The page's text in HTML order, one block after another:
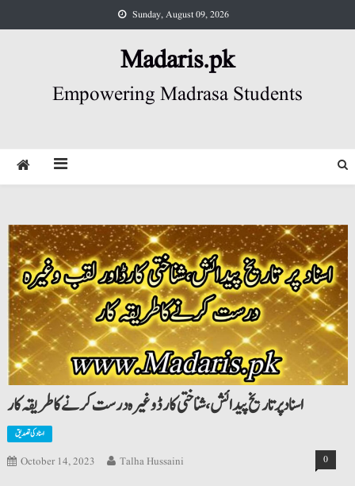
to
Sunday, August 09, 2026
Madaris.pk
Empowering Madrasa Students
اسناد پر تاریخ پیدائش،شناختی کارڈ وغیرہ درست کرنےکاطریقہ کار
اسناد کی تصدیق
October 14, 2023 Talha Hussaini 0